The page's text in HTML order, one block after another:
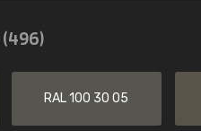
(496)
RAL 100 30 05